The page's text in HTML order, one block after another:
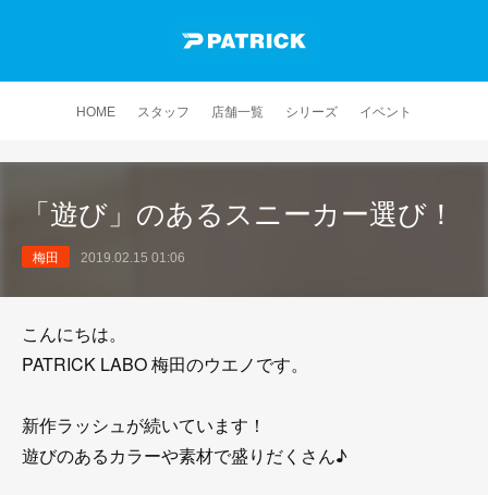
HOME スタッフ 店舗一覧 シリーズ イベント
「遊び」のあるスニーカー選び！
梅田 2019.02.15 01:06
こんにちは。
PATRICK LABO 梅田のウエノです。
新作ラッシュが続いています！
遊びのあるカラーや素材で盛りだくさん♪